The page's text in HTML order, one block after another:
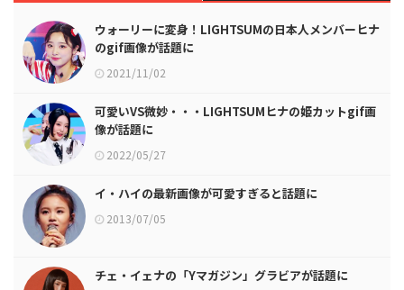
ウォーリーに変身！LIGHTSUMの日本人メンバーヒナ
のgif画像が話題に
2021/11/02
可愛いVS微妙・・・LIGHTSUMヒナの姫カットgif画
像が話題に
2022/05/27
イ・ハイの最新画像が可愛すぎると話題に
2013/07/05
チェ・イェナの「Yマガジン」グラビアが話題に